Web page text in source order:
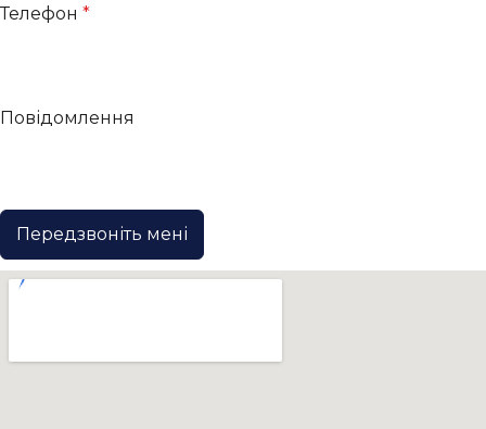
Телефон *
Повідомлення
Передзвоніть мені